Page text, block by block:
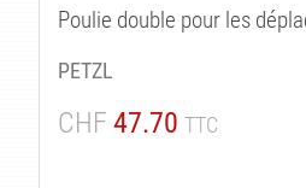
Poulie double pour les
PETZL
CHF 47.70 TTC